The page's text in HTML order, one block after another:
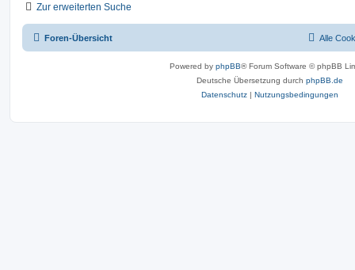
Zur erweiterten Suche
Foren-Übersicht Alle
Powered by phpBB® Forum Software © phpBB
Deutsche Übersetzung durch phpBB.de
Datenschutz | Nutzungsbedingungen